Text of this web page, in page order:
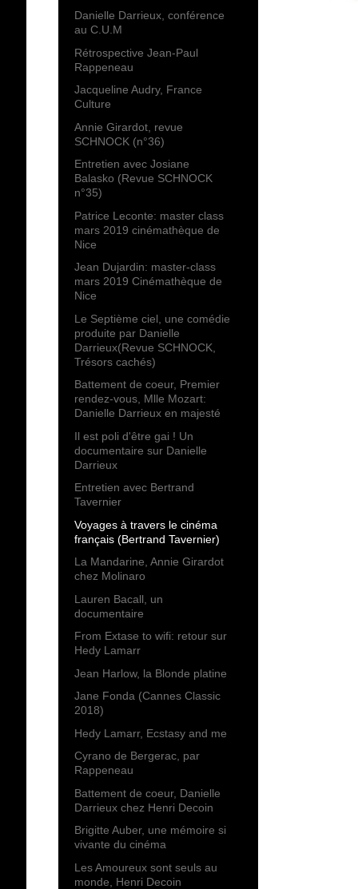
Danielle Darrieux, conférence
au C.U.M
Rétrospective Jean-Paul
Rappeneau
Jacqueline Audry, France
Culture
Annie Girardot, revue
SCHNOCK (n°36)
Entretien avec Josiane
Balasko (Revue SCHNOCK
n°35)
Patrice Leconte: master class
mars 2019 cinémathèque de
Nice
Jean Dujardin: master-class
mars 2019 Cinémathèque de
Nice
Le Septième ciel, une comédie
produite par Danielle
Darrieux(Revue SCHNOCK,
Trésors cachés)
Battement de coeur, Premier
rendez-vous, Mlle Mozart:
Danielle Darrieux en majesté
Il est poli d'être gai ! Un
documentaire sur Danielle
Darrieux
Entretien avec Bertrand
Tavernier
Voyages à travers le cinéma
français (Bertrand Tavernier)
La Mandarine, Annie Girardot
chez Molinaro
Lauren Bacall, un
documentaire
From Extase to wifi: retour sur
Hedy Lamarr
Jean Harlow, la Blonde platine
Jane Fonda (Cannes Classic
2018)
Hedy Lamarr, Ecstasy and me
Cyrano de Bergerac, par
Rappeneau
Battement de coeur, Danielle
Darrieux chez Henri Decoin
Brigitte Auber, une mémoire si
vivante du cinéma
Les Amoureux sont seuls au
monde, Henri Decoin